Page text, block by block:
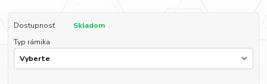
Dostupnosť
Skladom
Typ rámika